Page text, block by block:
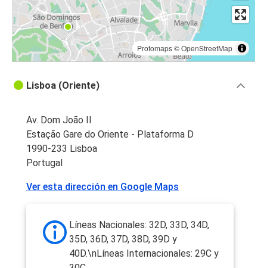
Protomaps©OpenStreetMap
Lisboa (Oriente)
Av. Dom João II
Estação Gare do Oriente - Plataforma D
1990-233 Lisboa
Portugal
Ver esta dirección en Google Maps
Líneas Nacionales: 32D, 33D, 34D,
35D, 36D, 37D, 38D, 39D y
40D.\nLíneas Internacionales: 29C y